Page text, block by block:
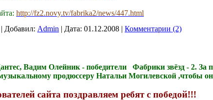
http://fz2.novy.tv/fabrika2/news/447.html
| Добавил: Admin | Дата: 01.12.2008 | Комментарии (2)
Вадим Олейник - победители Фабрики звёзд - 2. За
продюссеру Натальи Могилевской ,чтобы
сайта поздравляем ребят с победой!!!